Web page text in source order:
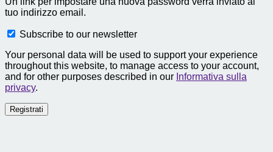
tuo indirizzo email.
Subscribe to our newsletter
Your personal data will be used to support your experience
throughout this website, to manage access to your account,
and for other purposes described in our Informativa sulla
privacy.
Registrati